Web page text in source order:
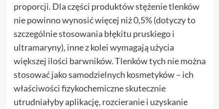
proporcji. Dla części produktów stężenie tlenków
nie powinno wynosić więcej niż 0,5% (dotyczy to
szczególnie stosowania błękitu pruskiego i
ultramaryny), inne z kolei wymagają użycia
większej ilości barwników. Tlenków tych nie można
stosować jako samodzielnych kosmetyków – ich
właściwości fizykochemiczne skutecznie
utrudniałyby aplikację, rozcieranie i uzyskanie